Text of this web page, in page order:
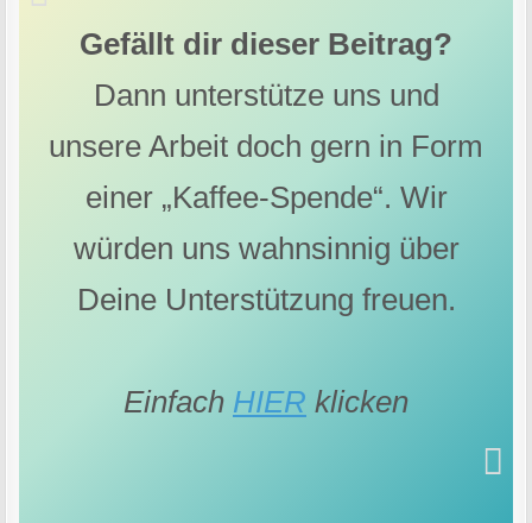
Gefällt dir dieser Beitrag?
Dann unterstütze uns und
unsere Arbeit doch gern in Form
einer „Kaffee-Spende“. Wir
würden uns wahnsinnig über
Deine Unterstützung freuen.
Einfach HIER klicken